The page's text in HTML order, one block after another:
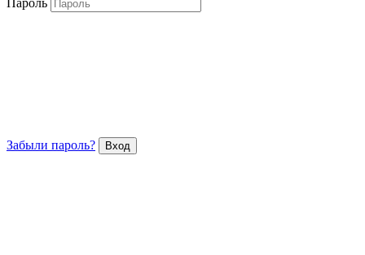
Забыли пароль?